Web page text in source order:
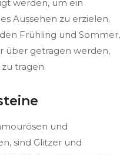
werden, um ein
Aussehen zu erzielen.
Frühling und Sommer,
über getragen werden,
tragen.
und
sind Glitzer und